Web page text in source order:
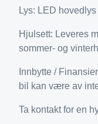
Lys: LED
Hjulsett: Leveres
sommer- og
Innbytte /
bil kan være av
Ta kontakt for en